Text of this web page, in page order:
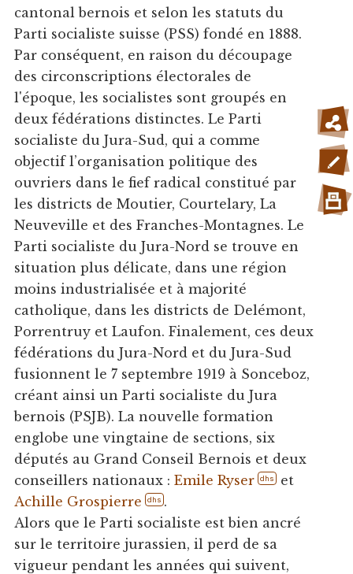
cantonal bernois et selon les statuts du
Parti socialiste suisse (PSS) fondé en 1888.
Par conséquent, en raison du découpage
des circonscriptions électorales de
l'époque, les socialistes sont groupés en
deux fédérations distinctes. Le Parti
socialiste du Jura-Sud, qui a comme
objectif l’organisation politique des
ouvriers dans le fief radical constitué par
les districts de Moutier, Courtelary, La
Neuveville et des Franches-Montagnes. Le
Parti socialiste du Jura-Nord se trouve en
situation plus délicate, dans une région
moins industrialisée et à majorité
catholique, dans les districts de Delémont,
Porrentruy et Laufon. Finalement, ces deux
fédérations du Jura-Nord et du Jura-Sud
fusionnent le 7 septembre 1919 à Sonceboz,
créant ainsi un Parti socialiste du Jura
bernois (PSJB). La nouvelle formation
englobe une vingtaine de sections, six
députés au Grand Conseil Bernois et deux
conseillers nationaux : Emile Ryser dhs et
Achille Grospierre
dhs .
Alors que le Parti socialiste est bien ancré
sur le territoire jurassien, il perd de sa
vigueur pendant les années qui suivent,